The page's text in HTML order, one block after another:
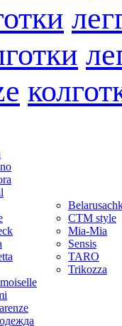
CTM style
Mia-Mia
Sensis
TARO
Trikozza